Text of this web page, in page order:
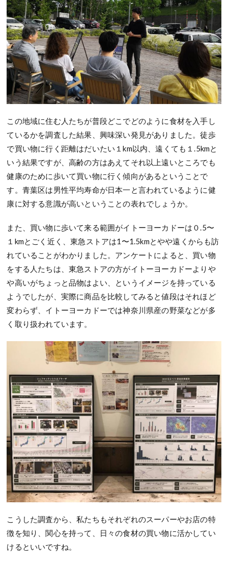
この地域に住む人たちが普段どこでどのように食材を入手し
ているかを調査した結果、興味深い発見がありました。徒歩
で買い物に行く距離はだいたい１km以内、遠くても１.5kmと
いう結果ですが、高齢の方はあえてそれ以上遠いところでも
健康のために歩いて買い物に行く傾向があるということで
す。青葉区は男性平均寿命が日本一と言われているように健
康に対する意識が高いということの表れでしょうか。
また、買い物に歩いて来る範囲がイトーヨーカドーは０.5〜
１kmとごく近く、東急ストアは1〜1.5kmとやや遠くからも訪
れていることがわかりました。アンケートによると、買い物
をする人たちは、東急ストアの方がイトーヨーカドーよりや
や高いがちょっと品物はよい、というイメージを持っている
ようでしたが、実際に商品を比較してみると値段はそれほど
変わらず、イトーヨーカドーでは神奈川県産の野菜などが多
く取り扱われています。
こうした調査から、私たちもそれぞれのスーパーやお店の特
徴を知り、関心を持って、日々の食材の買い物に活かしてい
けるといいですね。